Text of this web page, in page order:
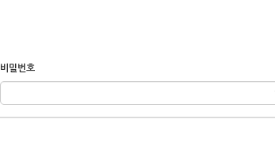
비밀번호